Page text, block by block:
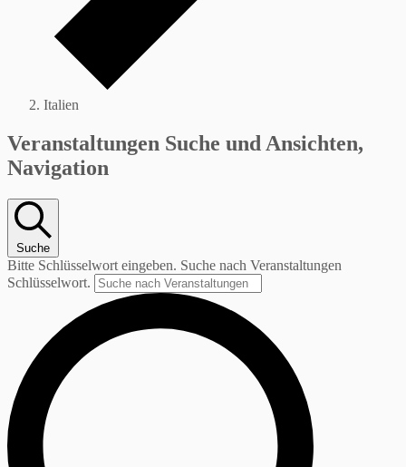
Italien
Veranstaltungen
Veranstaltungen Suche und Ansichten,
Navigation
Suche
Bitte Schlüsselwort eingeben. Suche nach Veranstaltungen
Schlüsselwort.